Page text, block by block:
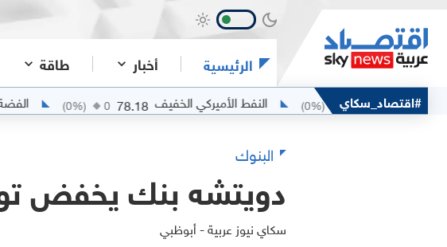
الرئيسية أخبار طاقة
#اقتصاد_سكاي
80.25
0
(0%) النفط الأميركي الخفيف 78.18
0
( %) الفضة
البنوك
دويتشه بنك يخفض
سكاي نيوز عربية - أبوظبي